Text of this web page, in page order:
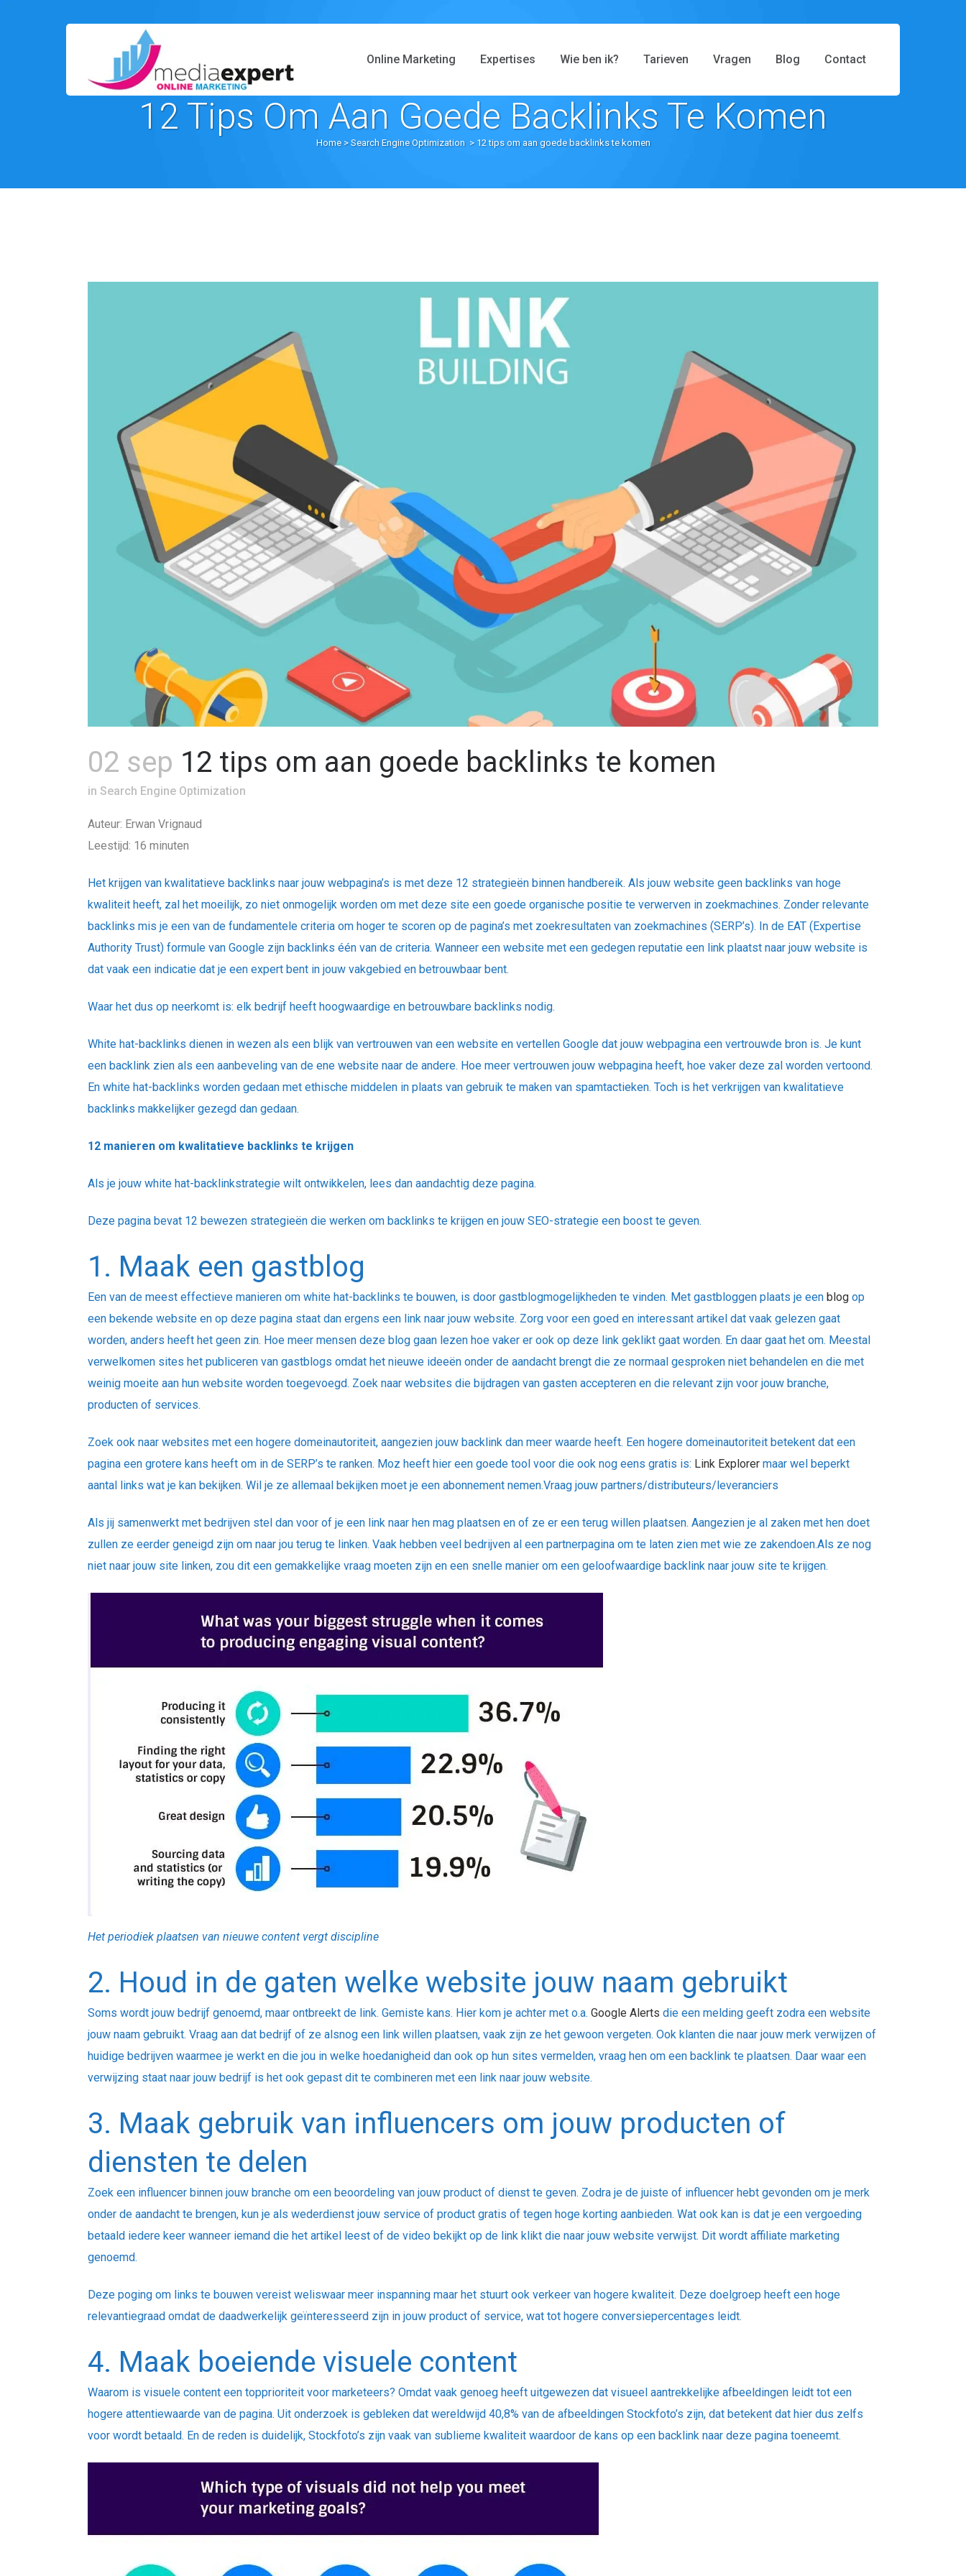
Online Marketing Expertises Wie ben ik? Tarieven Vragen Blog Contact
12 Tips Om Aan Goede Backlinks Te Komen
Home>Search Engine Optimization > 12 tips om aan goede backlinks te komen
02 sep 12 tips om aan goede backlinks te komen
in Search Engine Optimization
Auteur: Erwan Vrignaud
Leestijd: 16 minuten
Het krijgen van kwalitatieve backlinks naar jouw webpagina’s is met deze 12 strategieën binnen handbereik. Als jouw website geen backlinks van hoge
kwaliteit heeft, zal het moeilijk, zo niet onmogelijk worden om met deze site een goede organische positie te verwerven in zoekmachines. Zonder relevante
backlinks mis je een van de fundamentele criteria om hoger te scoren op de pagina’s met zoekresultaten van zoekmachines (SERP’s). In de EAT (Expertise
Authority Trust) formule van Google zijn backlinks één van de criteria. Wanneer een website met een gedegen reputatie een link plaatst naar jouw website is
dat vaak een indicatie dat je een expert bent in jouw vakgebied en betrouwbaar bent.
Waar het dus op neerkomt is: elk bedrijf heeft hoogwaardige en betrouwbare backlinks nodig.
White hat-backlinks dienen in wezen als een blijk van vertrouwen van een website en vertellen Google dat jouw webpagina een vertrouwde bron is. Je kunt
een backlink zien als een aanbeveling van de ene website naar de andere. Hoe meer vertrouwen jouw webpagina heeft, hoe vaker deze zal worden vertoond.
En white hat-backlinks worden gedaan met ethische middelen in plaats van gebruik te maken van spamtactieken. Toch is het verkrijgen van kwalitatieve
backlinks makkelijker gezegd dan gedaan.
12 manieren om kwalitatieve backlinks te krijgen
Als je jouw white hat-backlinkstrategie wilt ontwikkelen, lees dan aandachtig deze pagina.
Deze pagina bevat 12 bewezen strategieën die werken om backlinks te krijgen en jouw SEO-strategie een boost te geven.
1. Maak een gastblog
Een van de meest effectieve manieren om white hat-backlinks te bouwen, is door gastblogmogelijkheden te vinden. Met gastbloggen plaats je een blog op
een bekende website en op deze pagina staat dan ergens een link naar jouw website. Zorg voor een goed en interessant artikel dat vaak gelezen gaat
worden, anders heeft het geen zin. Hoe meer mensen deze blog gaan lezen hoe vaker er ook op deze link geklikt gaat worden. En daar gaat het om. Meestal
verwelkomen sites het publiceren van gastblogs omdat het nieuwe ideeën onder de aandacht brengt die ze normaal gesproken niet behandelen en die met
weinig moeite aan hun website worden toegevoegd. Zoek naar websites die bijdragen van gasten accepteren en die relevant zijn voor jouw branche,
producten of services.
Zoek ook naar websites met een hogere domeinautoriteit, aangezien jouw backlink dan meer waarde heeft. Een hogere domeinautoriteit betekent dat een
pagina een grotere kans heeft om in de SERP’s te ranken. Moz heeft hier een goede tool voor die ook nog eens gratis is: Link Explorer maar wel beperkt
aantal links wat je kan bekijken. Wil je ze allemaal bekijken moet je een abonnement nemen.Vraag jouw partners/distributeurs/leveranciers
Als jij samenwerkt met bedrijven stel dan voor of je een link naar hen mag plaatsen en of ze er een terug willen plaatsen. Aangezien je al zaken met hen doet
zullen ze eerder geneigd zijn om naar jou terug te linken. Vaak hebben veel bedrijven al een partnerpagina om te laten zien met wie ze zakendoen.Als ze nog
niet naar jouw site linken, zou dit een gemakkelijke vraag moeten zijn en een snelle manier om een geloofwaardige backlink naar jouw site te krijgen.
Het periodiek plaatsen van nieuwe content vergt discipline
2. Houd in de gaten welke website jouw naam gebruikt
Soms wordt jouw bedrijf genoemd, maar ontbreekt de link. Gemiste kans. Hier kom je achter met o.a. Google Alerts die een melding geeft zodra een website
jouw naam gebruikt. Vraag aan dat bedrijf of ze alsnog een link willen plaatsen, vaak zijn ze het gewoon vergeten. Ook klanten die naar jouw merk verwijzen of
huidige bedrijven waarmee je werkt en die jou in welke hoedanigheid dan ook op hun sites vermelden, vraag hen om een backlink te plaatsen. Daar waar een
verwijzing staat naar jouw bedrijf is het ook gepast dit te combineren met een link naar jouw website.
3. Maak gebruik van influencers om jouw producten of
diensten te delen
Zoek een influencer binnen jouw branche om een beoordeling van jouw product of dienst te geven. Zodra je de juiste of influencer hebt gevonden om je merk
onder de aandacht te brengen, kun je als wederdienst jouw service of product gratis of tegen hoge korting aanbieden. Wat ook kan is dat je een vergoeding
betaald iedere keer wanneer iemand die het artikel leest of de video bekijkt op de link klikt die naar jouw website verwijst. Dit wordt affiliate marketing
genoemd.
Deze poging om links te bouwen vereist weliswaar meer inspanning maar het stuurt ook verkeer van hogere kwaliteit. Deze doelgroep heeft een hoge
relevantiegraad omdat de daadwerkelijk geïnteresseerd zijn in jouw product of service, wat tot hogere conversiepercentages leidt.
4. Maak boeiende visuele content
Waarom is visuele content een topprioriteit voor marketeers? Omdat vaak genoeg heeft uitgewezen dat visueel aantrekkelijke afbeeldingen leidt tot een
hogere attentiewaarde van de pagina. Uit onderzoek is gebleken dat wereldwijd 40,8% van de afbeeldingen Stockfoto’s zijn, dat betekent dat hier dus zelfs
voor wordt betaald. En de reden is duidelijk, Stockfoto’s zijn vaak van sublieme kwaliteit waardoor de kans op een backlink naar deze pagina toeneemt.